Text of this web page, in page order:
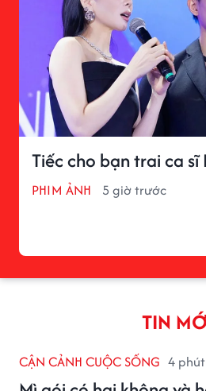
Tiếc cho bạn trai ca sĩ
PHIM ẢNH 5 giờ trước
TIN
CẬN CẢNH CUỘC SỐNG 4